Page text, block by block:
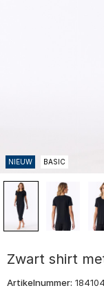
NIEUW BASIC
Zwart shirt
Artikelnummer: